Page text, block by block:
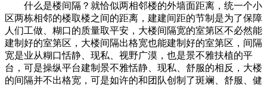
什么是楼间隔？就恰似两相邻楼的外墙面距离，统一个小
区两栋相邻的楼取楼之间的距离，建建间距的节制是为了保障
人们工做、糊口的质量取平安，大楼间隔宽的室第区不必然能
建制好的室第区，大楼间隔出格宽也能建制好的室第区，间隔
宽是业从糊口恬静、现私、视野广漠，也是景不雅扶植的平
台，可是操纵平台建制景不雅恬静、现私、舒服的相反，大楼
的间隔并不出格宽，可是如许的和团队创制了斑斓、舒服、健